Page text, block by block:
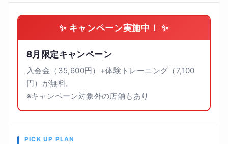
✨ キャンペーン実施中！ ✨
8月限定キャンペーン
入会金（35,600円）+体験トレーニング（7,100
円）が無料。
※キャンペーン対象外の店舗もあり
PICK UP PLAN